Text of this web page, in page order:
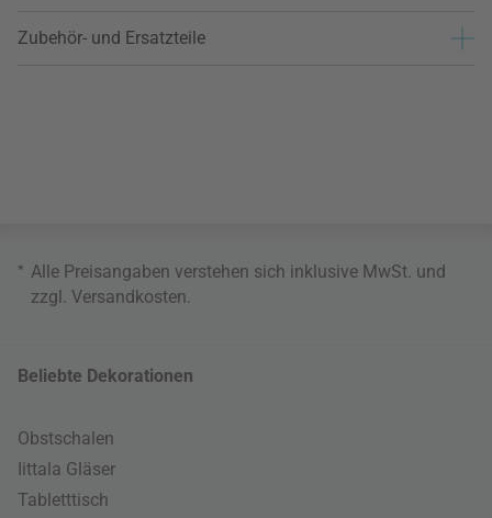
Zubehör- und Ersatzteile
* Alle Preisangaben verstehen sich inklusive MwSt. und
zzgl. Versandkosten
Beliebte Dekorationen
Obstschalen
Iittala Gläser
Tabletttisch